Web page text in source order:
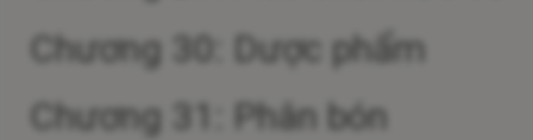
Chương 30: Dược phẩm
Chương 31: Phân bón